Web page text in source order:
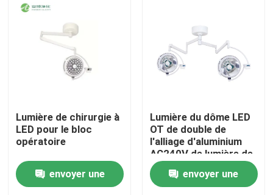
Produits
Au sujet de nous
Visite d'usine
Contrôle de qualité
Contactez-nous
Lumière de chirurgie à
LED pour le bloc
opératoire
envoyer une
Lumière du dôme LED
OT de double de
l'alliage d'aluminium
AC240V de lumière de
théâtre de l'opération
LED700envoyer une